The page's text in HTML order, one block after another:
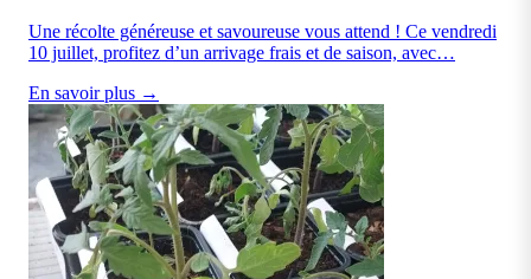
Une récolte généreuse et savoureuse vous attend ! Ce vendredi
10 juillet, profitez d’un arrivage frais et de saison, avec…
En savoir plus →